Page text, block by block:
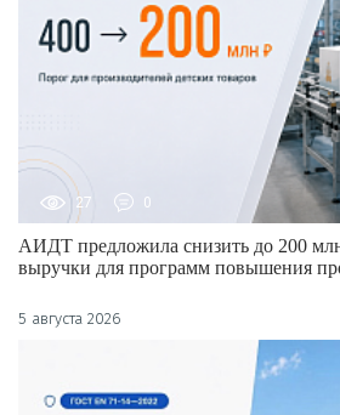
27 0
АИДТ предложила снизить до 200
выручки для программ повышения
5 августа 2026